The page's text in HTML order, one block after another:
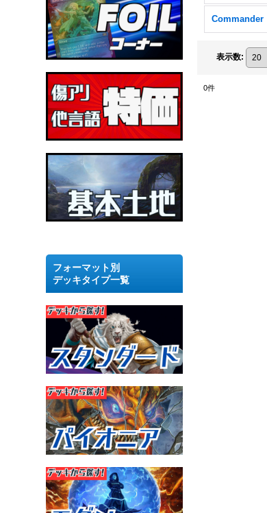
フォーマット別
デッキタイプ一覧
Commander
表示数:
0件